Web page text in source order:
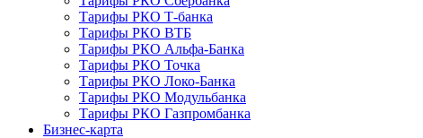
Тарифы РКО Т-банка
Тарифы РКО ВТБ
Тарифы РКО Альфа-Банка
Тарифы РКО Точка
Тарифы РКО Локо-Банка
Тарифы РКО Модульбанка
Тарифы РКО Газпромбанка
Бизнес-карта